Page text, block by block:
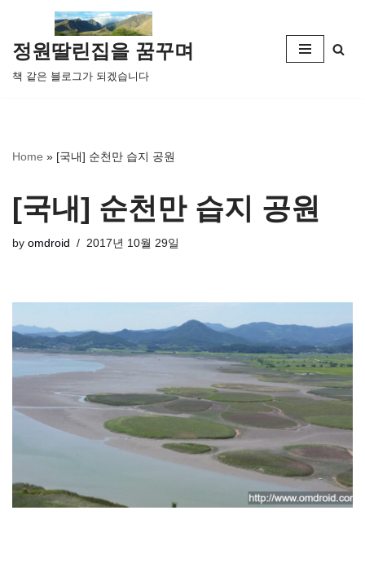
콘
텐
츠
뛰
정원딸린집을 꿈꾸며
책 같은 블로그가 되겠습니다
Home » [국내] 순천만 습지 공원
[국내] 순천만 습지 공원
by omdroid 2017년 10월 29일